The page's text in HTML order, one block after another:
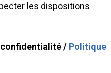
les dispositions
confidentialité / Politique